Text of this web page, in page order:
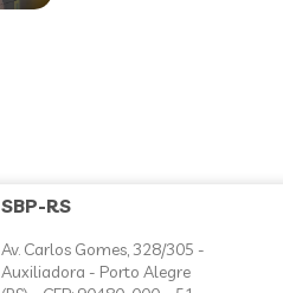
SBP-RS
Av. Carlos Gomes, 328/305 -
Auxiliadora - Porto Alegre